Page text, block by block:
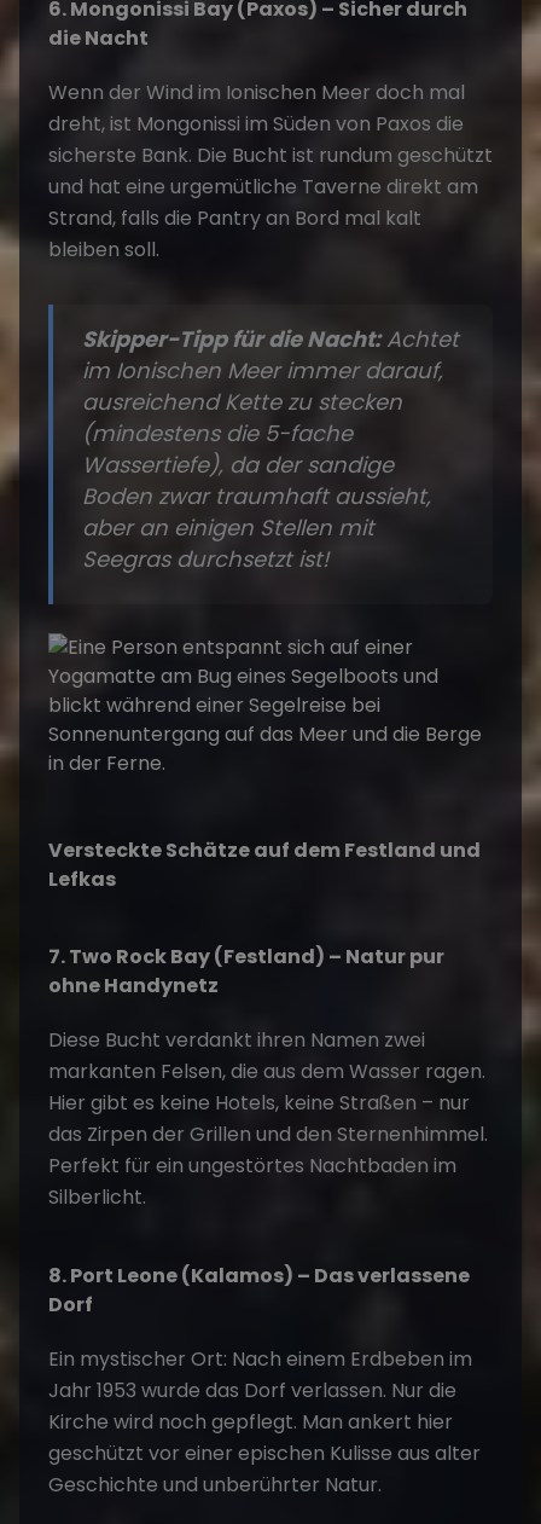
6. Mongonissi Bay (Paxos) – Sicher durch
die Nacht
Wenn der Wind im Ionischen Meer doch mal
dreht, ist Mongonissi im Süden von Paxos die
sicherste Bank. Die Bucht ist rundum geschützt
und hat eine urgemütliche Taverne direkt am
Strand, falls die Pantry an Bord mal kalt
bleiben soll.
Skipper-Tipp für die Nacht:Achtet
im Ionischen Meer immer darauf,
ausreichend Kette zu stecken
(mindestens die 5-fache
Wassertiefe), da der sandige
Boden zwar traumhaft aussieht,
aber an einigen Stellen mit
Seegras durchsetzt ist!
Versteckte Schätze auf dem Festland und
Lefkas
7. Two Rock Bay (Festland) – Natur pur
ohne Handynetz
Diese Bucht verdankt ihren Namen zwei
markanten Felsen, die aus dem Wasser ragen.
Hier gibt es keine Hotels, keine Straßen – nur
das Zirpen der Grillen und den Sternenhimmel.
Perfekt für ein ungestörtes Nachtbaden im
Silberlicht.
8. Port Leone (Kalamos) – Das verlassene
Dorf
Ein mystischer Ort: Nach einem Erdbeben im
Jahr 1953 wurde das Dorf verlassen. Nur die
Kirche wird noch gepflegt. Man ankert hier
geschützt vor einer epischen Kulisse aus alter
Geschichte und unberührter Natur.